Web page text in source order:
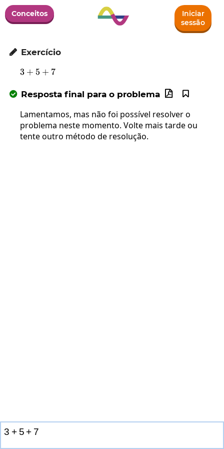
Conceitos
Iniciar
sessão
 Exercício
3+5+7
3 + 5 + 7
 Resposta final para o problema 

Lamentamos, mas não foi possível resolver o
problema neste momento. Volte mais tarde ou
tente outro método de resolução.
3 + 5 + 7